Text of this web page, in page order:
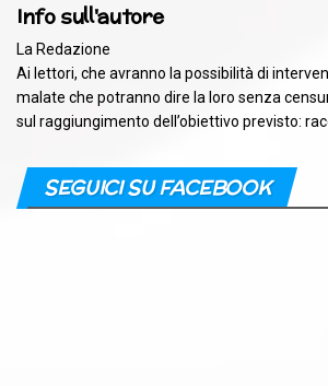
Info sull'autore
La Redazione
Ai lettori, che avranno la possibilità di
malate che potranno dire la loro senza
sul raggiungimento dell’obiettivo previsto:
SEGUICI SU FACEBOOK